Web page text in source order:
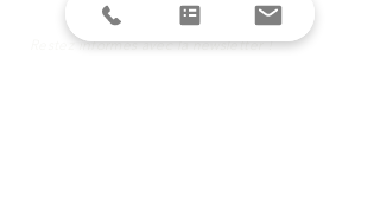
Restez informés avec la newsletter !